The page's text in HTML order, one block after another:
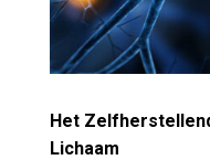
Het
Lichaam